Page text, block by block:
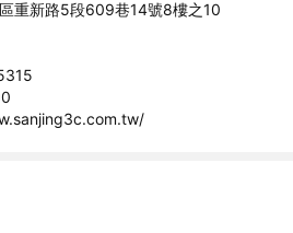
重新路5段609巷14號8樓之10